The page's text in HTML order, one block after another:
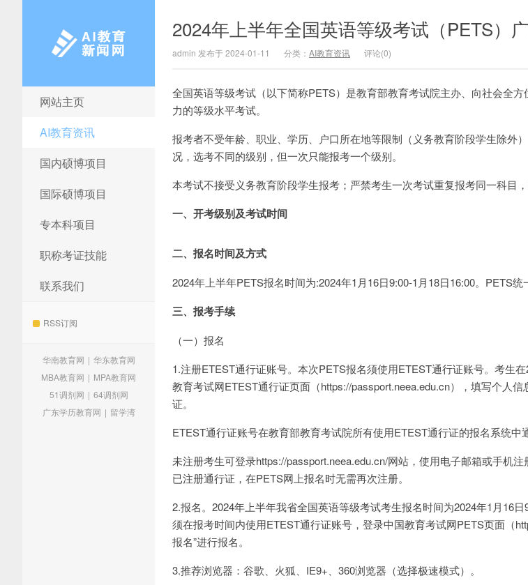
AI教育新闻网
网站主页
AI教育资讯
国内硕博项目
国际硕博项目
专本科项目
职称考证技能
联系我们
RSS订阅
华南教育网 | 华东教育网
MBA教育网 | MPA教育网
51调剂网 | 64调剂网
广东学历教育网 | 留学湾
2024年上半年全国英语等级考试（PETS）
admin 发布于 2024-01-11 分类： AI教育资讯 评论(0)
全国英语等级考试（以下简称PETS）是教育部教育考试院主办、向社会全
力的等级水平考试。
报考者不受年龄、职业、学历、户口所在地等限制（义务教育阶段学生除外
况，选考不同的级别，但一次只能报考一个级别。
本考试不接受义务教育阶段学生报考；严禁考生一次考试重复报考同一科目，
一、开考级别及考试时间
二、报名时间及方式
2024年上半年PETS报名时间为:2024年1月16日9:00-1月18日16:00。PETS统
三、报考手续
（一）报名
1.注册ETEST通行证账号。本次PETS报名须使用ETEST通行证账号。考生
教育考试网ETEST通行证页面（https://passport.neea.edu.cn），填写个人
证。
ETEST通行证账号在教育部教育考试院所有使用ETEST通行证的报名系统中
未注册考生可登录https://passport.neea.edu.cn/网站，使用电子邮箱或手机
已注册通行证，在PETS网上报名时无需再次注册。
2.报名。2024年上半年我省全国英语等级考试考生报名时间为2024年1月16
须在报考时间内使用ETEST通行证账号，登录中国教育考试网PETS页面（
报名”进行报名。
3.推荐浏览器：谷歌、火狐、IE9+、360浏览器（选择极速模式）。